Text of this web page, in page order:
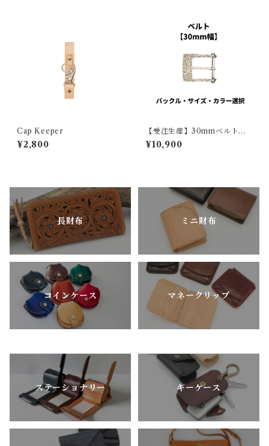
Cap Keeper
¥2,800
【受注生産】30mmベルト
（バックル・カラー・サイ
ズ）
¥10,900
長財布 ミニ財布
コインケース マネークリップ
ステーショナリー キーケース